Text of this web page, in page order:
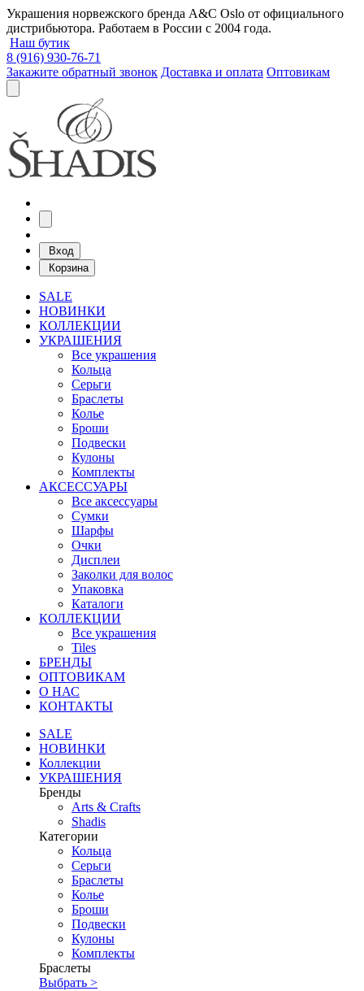
Украшения норвежского бренда A&C Oslo от официального
дистрибьютора. Работаем в России с 2004 года.
Наш бутик
8 (916) 930-76-71
Закажите обратный звонок Доставка и оплата Оптовикам
Вход
Корзина
SALE
НОВИНКИ
КОЛЛЕКЦИИ
УКРАШЕНИЯ
Все украшения
Кольца
Серьги
Браслеты
Колье
Броши
Подвески
Кулоны
Комплекты
АКСЕССУАРЫ
Все аксессуары
Сумки
Шарфы
Очки
Дисплеи
Заколки для волос
Упаковка
Каталоги
КОЛЛЕКЦИИ
Все украшения
Tiles
БРЕНДЫ
ОПТОВИКАМ
О НАС
КОНТАКТЫ
SALE
НОВИНКИ
Коллекции
УКРАШЕНИЯ
Бренды
Аrts & Сrafts
Shadis
Категории
Кольца
Серьги
Браслеты
Колье
Броши
Подвески
Кулоны
Комплекты
Браслеты
Выбрать >